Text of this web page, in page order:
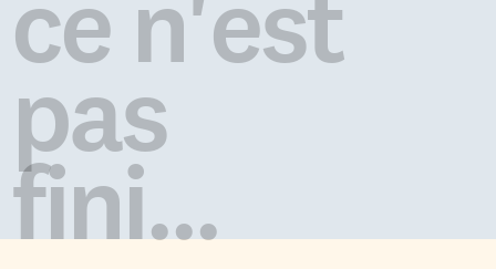
pas
fini...